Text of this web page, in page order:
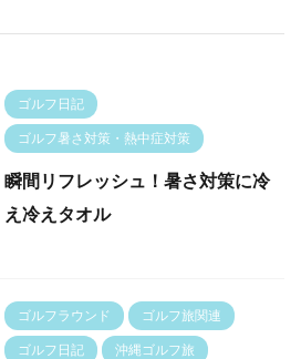
ゴルフ日記
ゴルフ暑さ対策・熱中症対策
瞬間リフレッシュ！暑さ対策に冷
え冷えタオル
ゴルフラウンド ゴルフ旅関連
ゴルフ日記 沖縄ゴルフ旅